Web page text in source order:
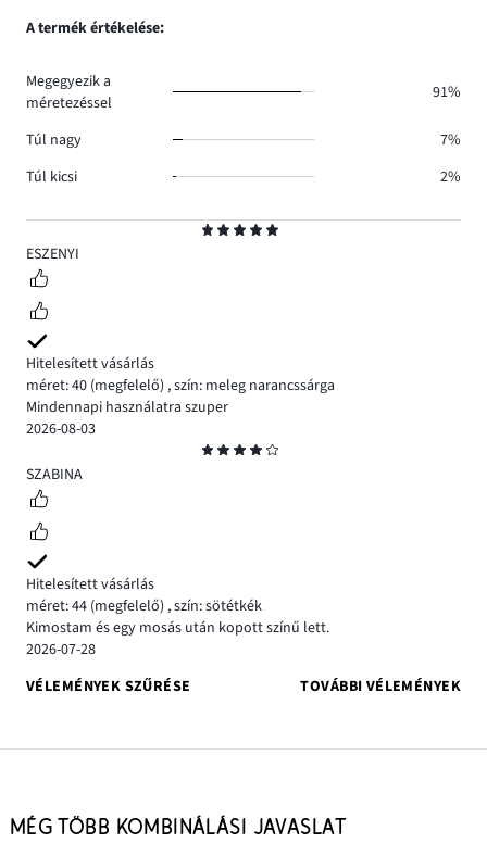
5
ESZENYI
Hitelesített vásárlás
méret: 40 (megfelelő) ,szín: meleg narancssárga
Mindennapi használatra szuper
2026-08-03
4
SZABINA
Hitelesített vásárlás
méret: 44 (megfelelő) ,szín: sötétkék
Kimostam és egy mosás után kopott színű lett.
2026-07-28
VÉLEMÉNYEK SZŰRÉSE
TOVÁBBI VÉLEMÉNYEK
A termék értékelése:
Megegyezik a
méretezéssel
91%
Túl nagy
7%
Túl kicsi
2%
MÉG TÖBB KOMBINÁLÁSI JAVASLAT